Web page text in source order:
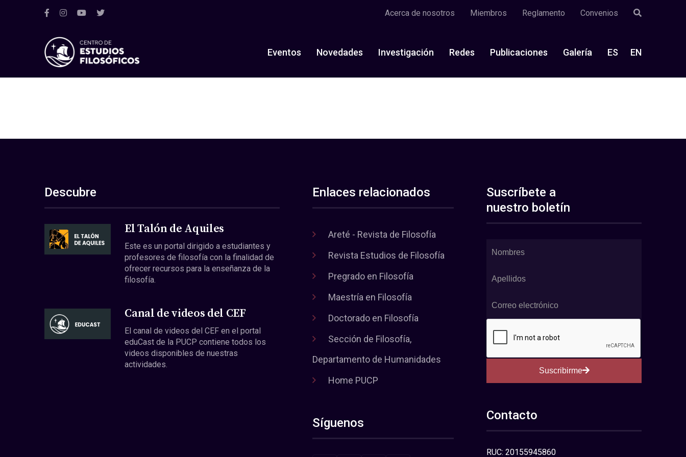
Acerca de nosotros Miembros Reglamento Convenios
Eventos Novedades Investigación Redes Publicaciones Galería ES EN
Descubre
El Talón de Aquiles
Este es un portal dirigido a estudiantes y
profesores de filosofía con la finalidad de
ofrecer recursos para la enseñanza de la
filosofía.
Canal de videos del CEF
El canal de videos del CEF en el portal
eduCast de la PUCP contiene todos los
videos disponibles de nuestras
actividades.
Enlaces relacionados
Areté - Revista de Filosofía
Revista Estudios de Filosofía
Pregrado en Filosofía
Maestría en Filosofía
Doctorado en Filosofía
Sección de Filosofía,
Departamento de Humanidades
Home PUCP
Síguenos
Suscríbete a
nuestro boletín
Suscribirme
Contacto
RUC: 20155945860